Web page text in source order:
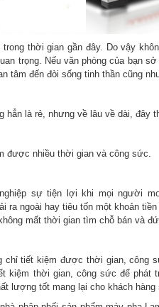
thời gian gần đây. Do vậy
trọng. Nếu văn phòng của bạn
tâm đến đòi sống tinh thần cũng
hẳn là rẻ, nhưng về lâu về dài, đây
được nhiều thời gian và công sức.
sự tiện lợi khi mọi người
ra ngoài hay tiêu tốn một khoản
mất thời gian tìm chỗ bán và
tiết kiệm được thời gian, công
kiệm thời gian, công sức để phát
lượng tốt mang lại cho khách hàng